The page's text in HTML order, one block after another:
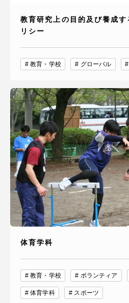
教育研究上の目的及び養成
リシー
教育・学校 グローバル
体育学科
教育・学校 ボランティア
体育学科 スポーツ